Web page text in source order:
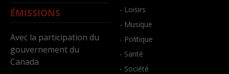
ÉMISSIONS
Avec la participation du
gouvernement du
Canada
- Loisirs
- Musique
- Politique
- Santé
- Société